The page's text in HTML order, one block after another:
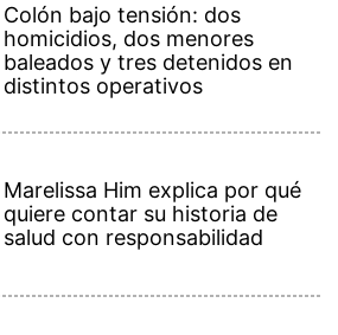
Colón bajo tensión: dos
homicidios, dos menores
baleados y tres detenidos en
distintos operativos
Marelissa Him explica por qué
quiere contar su historia de
salud con responsabilidad